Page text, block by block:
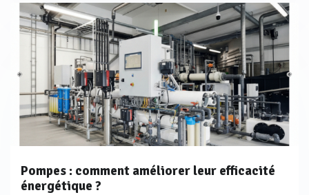
Pompes : comment améliorer leur efficacité
énergétique ?